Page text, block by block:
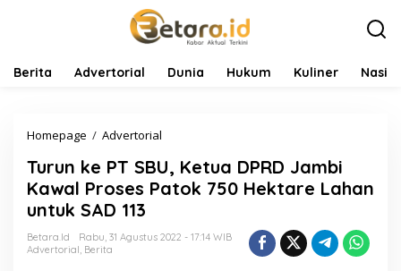
Berita Advertorial Dunia Hukum Kuliner
Homepage / Advertorial
r
u
n
e
Turun ke PT SBU, Ketua DPRD Jambi
Kawal Proses Patok 750 Hektare Lahan
untuk SAD 113
Betara.id
Rabu, 31 Agustus 2022 - 17:14 WIB
Advertorial, Berita